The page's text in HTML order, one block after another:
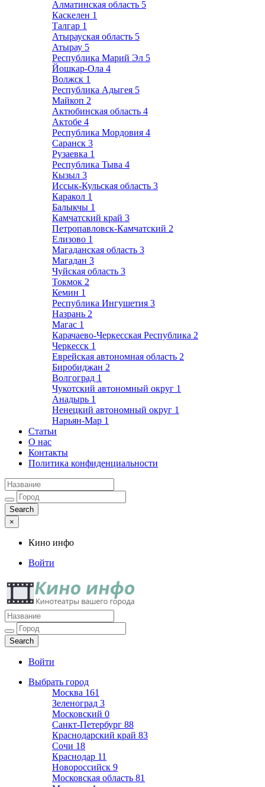
Алматинская область 5
Каскелен 1
Талгар 1
Атырауская область 5
Атырау 5
Республика Марий Эл 5
Йошкар-Ола 4
Волжск 1
Республика Адыгея 5
Майкоп 2
Актюбинская область 4
Актобе 4
Республика Мордовия 4
Саранск 3
Рузаевка 1
Республика Тыва 4
Кызыл 3
Иссык-Кульская область 3
Каракол 1
Балыкчы 1
Камчатский край 3
Петропавловск-Камчатский 2
Елизово 1
Магаданская область 3
Магадан 3
Чуйская область 3
Токмок 2
Кемин 1
Республика Ингушетия 3
Назрань 2
Магас 1
Карачаево-Черкесская Республика 2
Черкесск 1
Еврейская автономная область 2
Биробиджан 2
Волгоград 1
Чукотский автономный округ 1
Анадырь 1
Ненецкий автономный округ 1
Нарьян-Мар 1
Статьи
О нас
Контакты
Политика конфиденциальности
×
Кино инфо
Войти
Кино инфо
Кинотеатры вашего города
Войти
Выбрать город
Москва 161
Зеленоград 3
Московский 0
Санкт-Петербург 88
Краснодарский край 83
Сочи 18
Краснодар 11
Новороссийск 9
Московская область 81